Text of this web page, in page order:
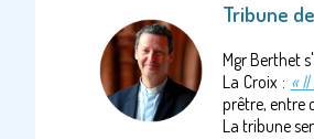
Tribune
Mgr Berthet
La Croix : «
prêtre, entre
La tribune